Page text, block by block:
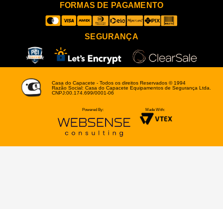
FORMAS DE PAGAMENTO
SEGURANÇA
Casa do Capacete - Todos os direitos Reservados © 1994
Razão Social: Casa do Capacete Equipamentos de Segurança Ltda.
CNPJ:00.174.699/0001-06
Powered By: Made With: